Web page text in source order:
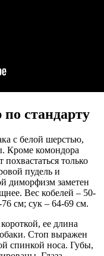
стандарту
с белой шерстью,
Кроме комондора
только
пудель и
диморфизм заметен
Вес кобелей – 50-
76 см; сук – 64-69 см.
ее длина
Стоп выражен
спинкой носа. Губы,